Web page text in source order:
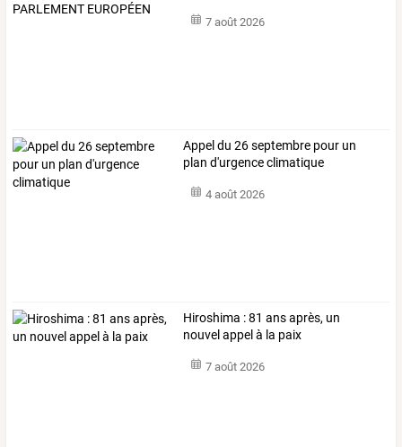
7 août 2026
Appel du 26 septembre pour un
plan d'urgence climatique
4 août 2026
Hiroshima : 81 ans après, un
nouvel appel à la paix
7 août 2026